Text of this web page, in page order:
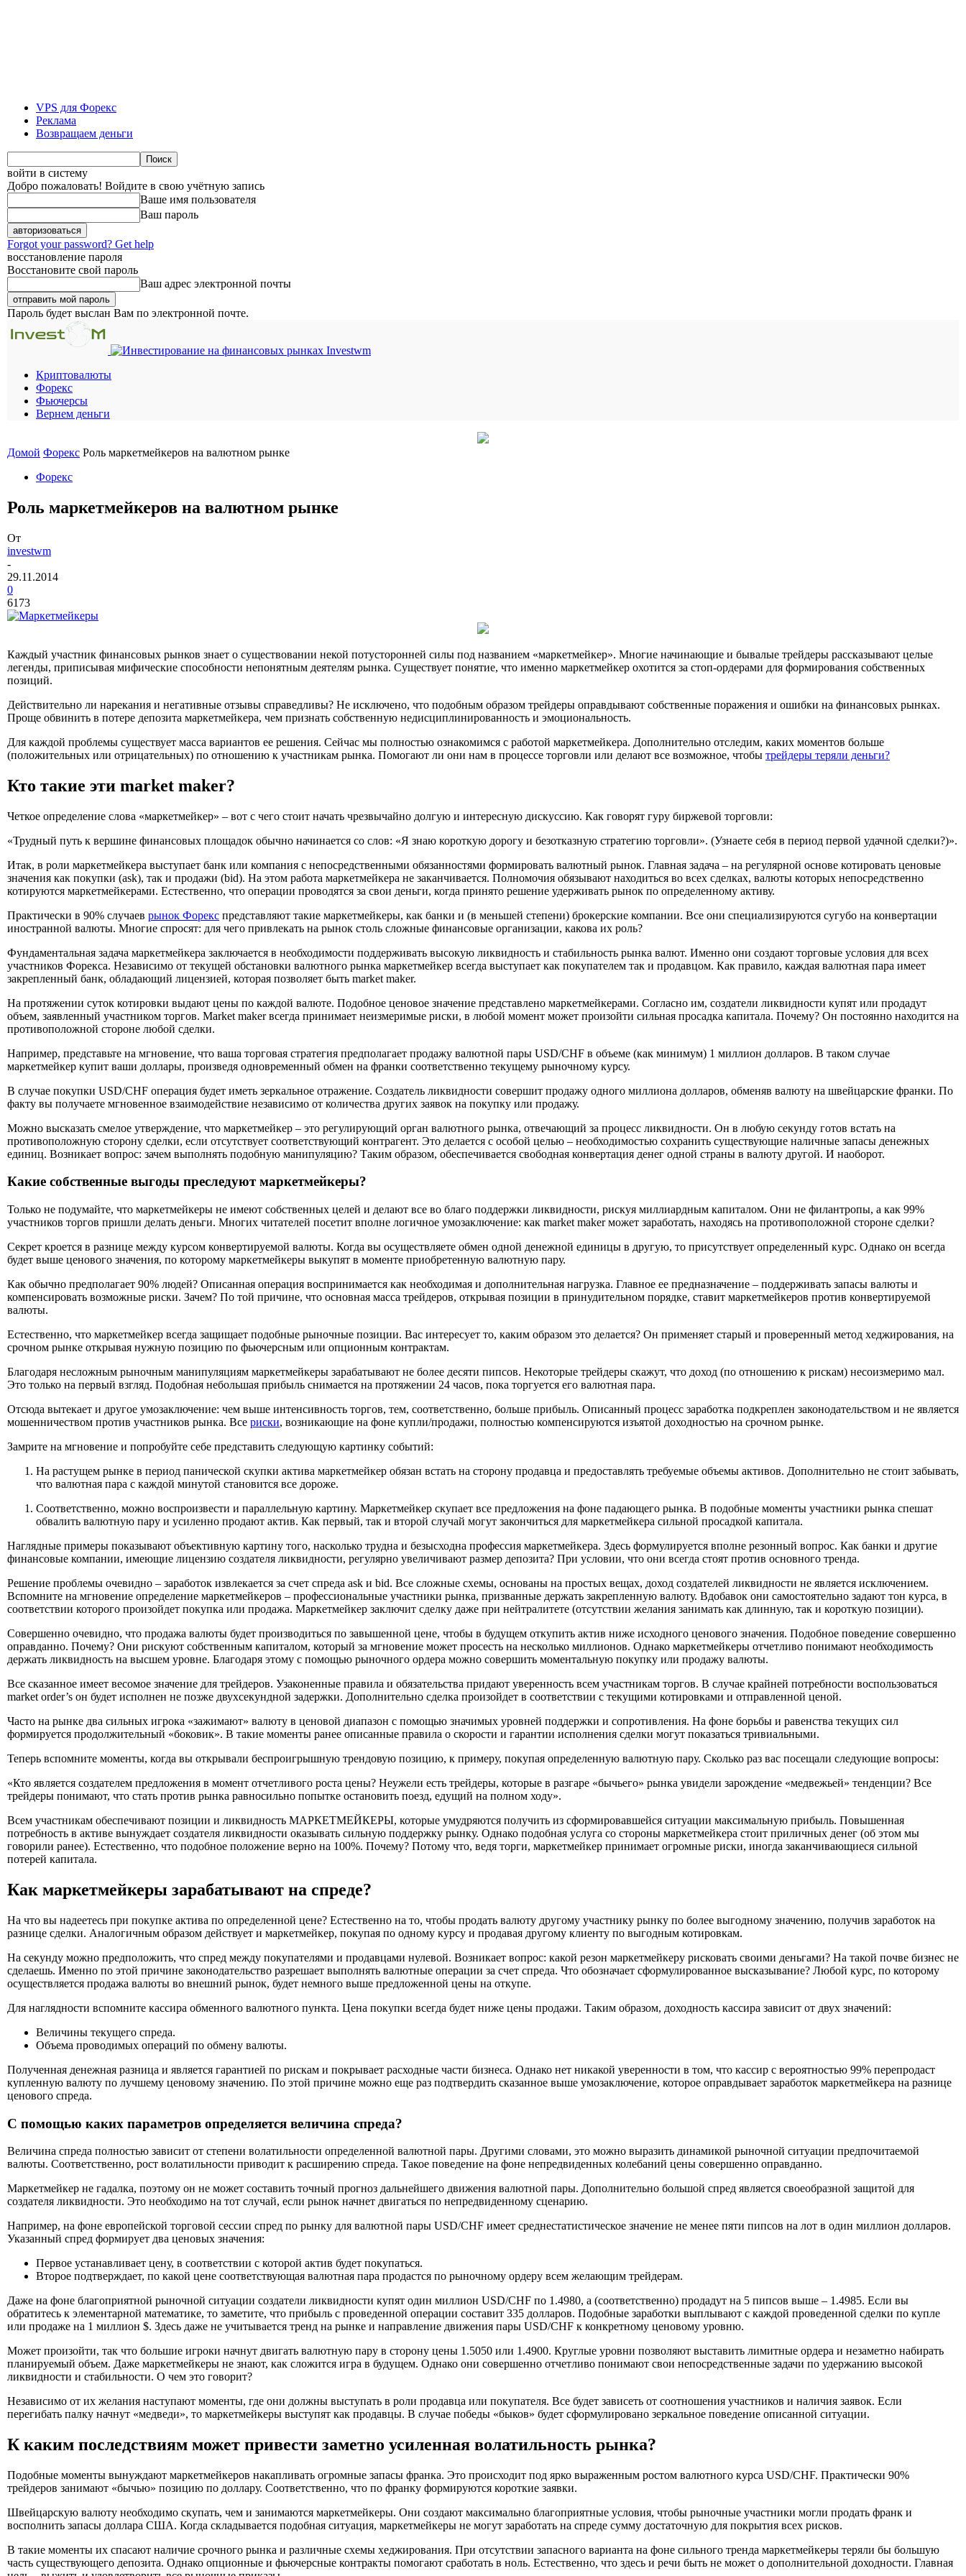
VPS для Форекс
Реклама
Возвращаем деньги
войти в систему
Добро пожаловать! Войдите в свою учётную запись
Ваше имя пользователя
Ваш пароль
Forgot your password? Get help
восстановление пароля
Восстановите свой пароль
Ваш адрес электронной почты
Пароль будет выслан Вам по электронной почте.
Investwm
Криптовалюты
Форекс
Фьючерсы
Вернем деньги
Домой Форекс Роль маркетмейкеров на валютном рынке
Форекс
Роль маркетмейкеров на валютном рынке
От
investwm
-
29.11.2014
0
6173
Каждый участник финансовых рынков знает о существовании некой потусторонней силы под названием «маркетмейкер». Многие начинающие и бывалые трейдеры рассказывают целые
легенды, приписывая мифические способности непонятным деятелям рынка. Существует понятие, что именно маркетмейкер охотится за стоп-ордерами для формирования собственных
позиций.
Действительно ли нарекания и негативные отзывы справедливы? Не исключено, что подобным образом трейдеры оправдывают собственные поражения и ошибки на финансовых рынках.
Проще обвинить в потере депозита маркетмейкера, чем признать собственную недисциплинированность и эмоциональность.
Для каждой проблемы существует масса вариантов ее решения. Сейчас мы полностью ознакомимся с работой маркетмейкера. Дополнительно отследим, каких моментов больше
(положительных или отрицательных) по отношению к участникам рынка. Помогают ли они нам в процессе торговли или делают все возможное, чтобы трейдеры теряли деньги?
Кто такие эти market maker?
Четкое определение слова «маркетмейкер» – вот с чего стоит начать чрезвычайно долгую и интересную дискуссию. Как говорят гуру биржевой торговли:
«Трудный путь к вершине финансовых площадок обычно начинается со слов: «Я знаю короткую дорогу и безотказную стратегию торговли». (Узнаете себя в период первой удачной сделки?)».
Итак, в роли маркетмейкера выступает банк или компания с непосредственными обязанностями формировать валютный рынок. Главная задача – на регулярной основе котировать ценовые
значения как покупки (ask), так и продажи (bid). На этом работа маркетмейкера не заканчивается. Полномочия обязывают находиться во всех сделках, валюты которых непосредственно
котируются маркетмейкерами. Естественно, что операции проводятся за свои деньги, когда принято решение удерживать рынок по определенному активу.
Практически в 90% случаев рынок Форекс представляют такие маркетмейкеры, как банки и (в меньшей степени) брокерские компании. Все они специализируются сугубо на конвертации
иностранной валюты. Многие спросят: для чего привлекать на рынок столь сложные финансовые организации, какова их роль?
Фундаментальная задача маркетмейкера заключается в необходимости поддерживать высокую ликвидность и стабильность рынка валют. Именно они создают торговые условия для всех
участников Форекса. Независимо от текущей обстановки валютного рынка маркетмейкер всегда выступает как покупателем так и продавцом. Как правило, каждая валютная пара имеет
закрепленный банк, обладающий лицензией, которая позволяет быть market maker.
На протяжении суток котировки выдают цены по каждой валюте. Подобное ценовое значение представлено маркетмейкерами. Согласно им, создатели ликвидности купят или продадут
объем, заявленный участником торгов. Market maker всегда принимает неизмеримые риски, в любой момент может произойти сильная просадка капитала. Почему? Он постоянно находится на
противоположной стороне любой сделки.
Например, представьте на мгновение, что ваша торговая стратегия предполагает продажу валютной пары USD/CHF в объеме (как минимум) 1 миллион долларов. В таком случае
маркетмейкер купит ваши доллары, произведя одновременный обмен на франки соответственно текущему рыночному курсу.
В случае покупки USD/CHF операция будет иметь зеркальное отражение. Создатель ликвидности совершит продажу одного миллиона долларов, обменяв валюту на швейцарские франки. По
факту вы получаете мгновенное взаимодействие независимо от количества других заявок на покупку или продажу.
Можно высказать смелое утверждение, что маркетмейкер – это регулирующий орган валютного рынка, отвечающий за процесс ликвидности. Он в любую секунду готов встать на
противоположную сторону сделки, если отсутствует соответствующий контрагент. Это делается с особой целью – необходимостью сохранить существующие наличные запасы денежных
единиц. Возникает вопрос: зачем выполнять подобную манипуляцию? Таким образом, обеспечивается свободная конвертация денег одной страны в валюту другой. И наоборот.
Какие собственные выгоды преследуют маркетмейкеры?
Только не подумайте, что маркетмейкеры не имеют собственных целей и делают все во благо поддержки ликвидности, рискуя миллиардным капиталом. Они не филантропы, а как 99%
участников торгов пришли делать деньги. Многих читателей посетит вполне логичное умозаключение: как market maker может заработать, находясь на противоположной стороне сделки?
Секрет кроется в разнице между курсом конвертируемой валюты. Когда вы осуществляете обмен одной денежной единицы в другую, то присутствует определенный курс. Однако он всегда
будет выше ценового значения, по которому маркетмейкеры выкупят в моменте приобретенную валютную пару.
Как обычно предполагает 90% людей? Описанная операция воспринимается как необходимая и дополнительная нагрузка. Главное ее предназначение – поддерживать запасы валюты и
компенсировать возможные риски. Зачем? По той причине, что основная масса трейдеров, открывая позиции в принудительном порядке, ставит маркетмейкеров против конвертируемой
валюты.
Естественно, что маркетмейкер всегда защищает подобные рыночные позиции. Вас интересует то, каким образом это делается? Он применяет старый и проверенный метод хеджирования, на
срочном рынке открывая нужную позицию по фьючерсным или опционным контрактам.
Благодаря несложным рыночным манипуляциям маркетмейкеры зарабатывают не более десяти пипсов. Некоторые трейдеры скажут, что доход (по отношению к рискам) несоизмеримо мал.
Это только на первый взгляд. Подобная небольшая прибыль снимается на протяжении 24 часов, пока торгуется его валютная пара.
Отсюда вытекает и другое умозаключение: чем выше интенсивность торгов, тем, соответственно, больше прибыль. Описанный процесс заработка подкреплен законодательством и не является
мошенничеством против участников рынка. Все риски, возникающие на фоне купли/продажи, полностью компенсируются изъятой доходностью на срочном рынке.
Замрите на мгновение и попробуйте себе представить следующую картинку событий:
На растущем рынке в период панической скупки актива маркетмейкер обязан встать на сторону продавца и предоставлять требуемые объемы активов. Дополнительно не стоит забывать,
что валютная пара с каждой минутой становится все дороже.
Соответственно, можно воспроизвести и параллельную картину. Маркетмейкер скупает все предложения на фоне падающего рынка. В подобные моменты участники рынка спешат
обвалить валютную пару и усиленно продают актив. Как первый, так и второй случай могут закончиться для маркетмейкера сильной просадкой капитала.
Наглядные примеры показывают объективную картину того, насколько трудна и безысходна профессия маркетмейкера. Здесь формулируется вполне резонный вопрос. Как банки и другие
финансовые компании, имеющие лицензию создателя ликвидности, регулярно увеличивают размер депозита? При условии, что они всегда стоят против основного тренда.
Решение проблемы очевидно – заработок извлекается за счет спреда ask и bid. Все сложные схемы, основаны на простых вещах, доход создателей ликвидности не является исключением.
Вспомните на мгновение определение маркетмейкеров – профессиональные участники рынка, призванные держать закрепленную валюту. Вдобавок они самостоятельно задают тон курса, в
соответствии которого произойдет покупка или продажа. Маркетмейкер заключит сделку даже при нейтралитете (отсутствии желания занимать как длинную, так и короткую позиции).
Совершенно очевидно, что продажа валюты будет производиться по завышенной цене, чтобы в будущем откупить актив ниже исходного ценового значения. Подобное поведение совершенно
оправданно. Почему? Они рискуют собственным капиталом, который за мгновение может просесть на несколько миллионов. Однако маркетмейкеры отчетливо понимают необходимость
держать ликвидность на высшем уровне. Благодаря этому с помощью рыночного ордера можно совершить моментальную покупку или продажу валюты.
Все сказанное имеет весомое значение для трейдеров. Узаконенные правила и обязательства придают уверенность всем участникам торгов. В случае крайней потребности воспользоваться
market order’s он будет исполнен не позже двухсекундной задержки. Дополнительно сделка произойдет в соответствии с текущими котировками и отправленной ценой.
Часто на рынке два сильных игрока «зажимают» валюту в ценовой диапазон с помощью значимых уровней поддержки и сопротивления. На фоне борьбы и равенства текущих сил
формируется продолжительный «боковик». В такие моменты ранее описанные правила о скорости и гарантии исполнения сделки могут показаться тривиальными.
Теперь вспомните моменты, когда вы открывали беспроигрышную трендовую позицию, к примеру, покупая определенную валютную пару. Сколько раз вас посещали следующие вопросы:
«Кто является создателем предложения в момент отчетливого роста цены? Неужели есть трейдеры, которые в разгаре «бычьего» рынка увидели зарождение «медвежьей» тенденции? Все
трейдеры понимают, что стать против рынка равносильно попытке остановить поезд, едущий на полном ходу».
Всем участникам обеспечивают позиции и ликвидность МАРКЕТМЕЙКЕРЫ, которые умудряются получить из сформировавшейся ситуации максимальную прибыль. Повышенная
потребность в активе вынуждает создателя ликвидности оказывать сильную поддержку рынку. Однако подобная услуга со стороны маркетмейкера стоит приличных денег (об этом мы
говорили ранее). Естественно, что подобное положение верно на 100%. Почему? Потому что, ведя торги, маркетмейкер принимает огромные риски, иногда заканчивающиеся сильной
потерей капитала.
Как маркетмейкеры зарабатывают на спреде?
На что вы надеетесь при покупке актива по определенной цене? Естественно на то, чтобы продать валюту другому участнику рынку по более выгодному значению, получив заработок на
разнице сделки. Аналогичным образом действует и маркетмейкер, покупая по одному курсу и продавая другому клиенту по выгодным котировкам.
На секунду можно предположить, что спред между покупателями и продавцами нулевой. Возникает вопрос: какой резон маркетмейкеру рисковать своими деньгами? На такой почве бизнес не
сделаешь. Именно по этой причине законодательство разрешает выполнять валютные операции за счет спреда. Что обозначает сформулированное высказывание? Любой курс, по которому
осуществляется продажа валюты во внешний рынок, будет немного выше предложенной цены на откупе.
Для наглядности вспомните кассира обменного валютного пункта. Цена покупки всегда будет ниже цены продажи. Таким образом, доходность кассира зависит от двух значений:
Величины текущего спреда.
Объема проводимых операций по обмену валюты.
Полученная денежная разница и является гарантией по рискам и покрывает расходные части бизнеса. Однако нет никакой уверенности в том, что кассир с вероятностью 99% перепродаст
купленную валюту по лучшему ценовому значению. По этой причине можно еще раз подтвердить сказанное выше умозаключение, которое оправдывает заработок маркетмейкера на разнице
ценового спреда.
С помощью каких параметров определяется величина спреда?
Величина спреда полностью зависит от степени волатильности определенной валютной пары. Другими словами, это можно выразить динамикой рыночной ситуации предпочитаемой
валюты. Соответственно, рост волатильности приводит к расширению спреда. Такое поведение на фоне непредвиденных колебаний цены совершенно оправданно.
Маркетмейкер не гадалка, поэтому он не может составить точный прогноз дальнейшего движения валютной пары. Дополнительно большой спред является своеобразной защитой для
создателя ликвидности. Это необходимо на тот случай, если рынок начнет двигаться по непредвиденному сценарию.
Например, на фоне европейской торговой сессии спред по рынку для валютной пары USD/СНF имеет среднестатистическое значение не менее пяти пипсов на лот в один миллион долларов.
Указанный спред формирует два ценовых значения:
Первое устанавливает цену, в соответствии с которой актив будет покупаться.
Второе подтверждает, по какой цене соответствующая валютная пара продастся по рыночному ордеру всем желающим трейдерам.
Даже на фоне благоприятной рыночной ситуации создатели ликвидности купят один миллион USD/СНF по 1.4980, а (соответственно) продадут на 5 пипсов выше – 1.4985. Если вы
обратитесь к элементарной математике, то заметите, что прибыль с проведенной операции составит 335 долларов. Подобные заработки выплывают с каждой проведенной сделки по купле
или продаже на 1 миллион $. Здесь даже не учитывается тренд на рынке и направление движения пары USD/СНF к конкретному ценовому уровню.
Может произойти, так что большие игроки начнут двигать валютную пару в сторону цены 1.5050 или 1.4900. Круглые уровни позволяют выставить лимитные ордера и незаметно набирать
планируемый объем. Даже маркетмейкеры не знают, как сложится игра в будущем. Однако они совершенно отчетливо понимают свои непосредственные задачи по удержанию высокой
ликвидности и стабильности. О чем это говорит?
Независимо от их желания наступают моменты, где они должны выступать в роли продавца или покупателя. Все будет зависеть от соотношения участников и наличия заявок. Если
перегибать палку начнут «медведи», то маркетмейкеры выступят как продавцы. В случае победы «быков» будет сформулировано зеркальное поведение описанной ситуации.
К каким последствиям может привести заметно усиленная волатильность рынка?
Подобные моменты вынуждают маркетмейкеров накапливать огромные запасы франка. Это происходит под ярко выраженным ростом валютного курса USD/СНF. Практически 90%
трейдеров занимают «бычью» позицию по доллару. Соответственно, что по франку формируются короткие заявки.
Швейцарскую валюту необходимо скупать, чем и занимаются маркетмейкеры. Они создают максимально благоприятные условия, чтобы рыночные участники могли продать франк и
восполнить запасы доллара США. Когда складывается подобная ситуация, маркетмейкеры не могут заработать на спреде сумму достаточную для покрытия всех рисков.
В такие моменты их спасают наличие срочного рынка и различные схемы хеджирования. При отсутствии запасного варианта на фоне сильного тренда маркетмейкеры теряли бы большую
часть существующего депозита. Однако опционные и фьючерсные контракты помогают сработать в ноль. Естественно, что здесь и речи быть не может о дополнительной доходности. Главная